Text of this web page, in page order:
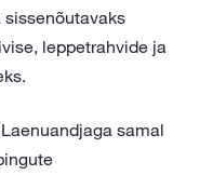
leppetrahvide ja
samal